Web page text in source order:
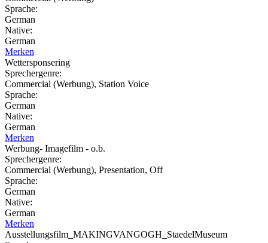
Sprache:
German
Native:
German
Merken
Wettersponsering
Sprechergenre:
Commercial (Werbung), Station Voice
Sprache:
German
Native:
German
Merken
Werbung- Imagefilm - o.b.
Sprechergenre:
Commercial (Werbung), Presentation, Off
Sprache:
German
Native:
German
Merken
Ausstellungsfilm_MAKINGVANGOGH_StaedelMuseum